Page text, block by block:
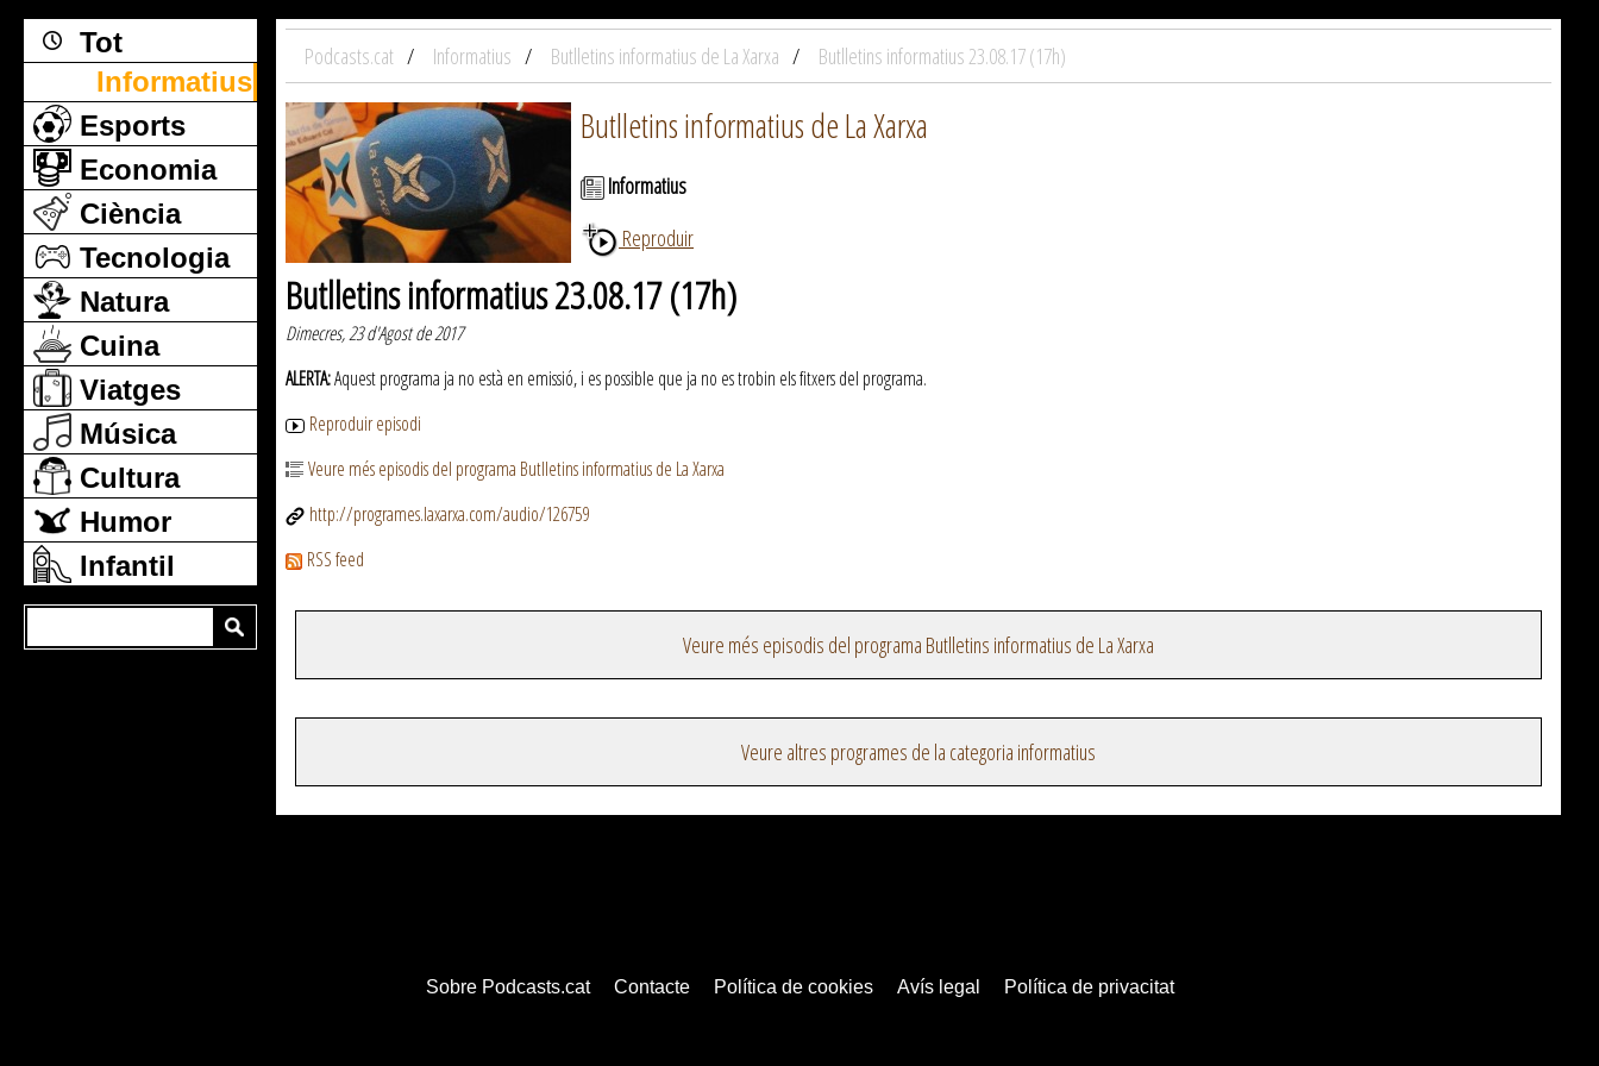
Tot
Informatius
Esports
Economia
Ciència
Tecnologia
Natura
Cuina
Viatges
Música
Cultura
Humor
Infantil
Podcasts.cat Informatius Butlletins informatius de La Xarxa Butlletins informatius 23.08.17 (17h)
Butlletins informatius de La Xarxa
Informatius
Reproduir
Butlletins informatius 23.08.17 (17h)
Dimecres, 23 d'Agost de 2017
ALERTA:Aquest programa ja no està en emissió, i es possible que ja no es trobin els fitxers del programa.
Reproduir episodi
Veure més episodis del programa Butlletins informatius de La Xarxa
http://programes.laxarxa.com/audio/126759
RSS feed
Veure més episodis del programa Butlletins informatius de La Xarxa
Veure altres programes de la categoria informatius
Sobre Podcasts.cat Contacte Política de cookies Avís legal Política de privacitat